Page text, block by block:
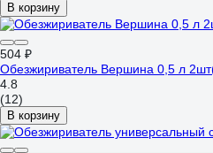
В корзину
504 ₽
Обезжириватель Вершина 0,5 л
4.8
(12)
В корзину